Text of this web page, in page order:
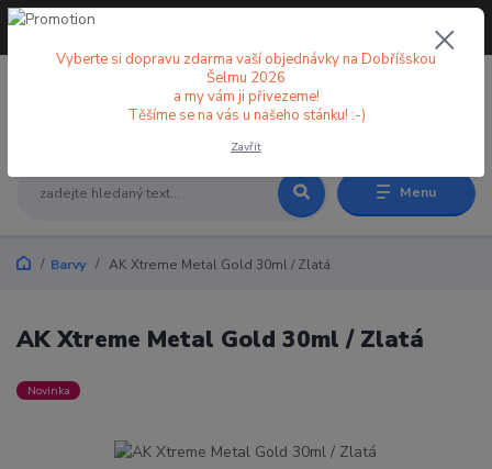
Menu
+420 773 998 582
Barvy AK Xtreme Metal Gold 30ml / Zlatá
AK Xtreme Metal Gold 30ml / Zlatá
Novinka
Vyberte si dopravu zdarma vaší objednávky na Dobříšskou
Šelmu 2026
a my vám ji přivezeme!
Těšíme se na vás u našeho stánku! :-)
Zavřít